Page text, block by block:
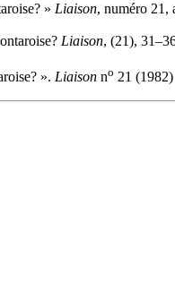
» Liaison, numéro 21,
Liaison, (21),
». Liaison no 21